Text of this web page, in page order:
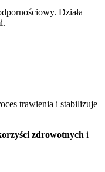
Działa
trawienia i stabilizuje
zdrowotnych i